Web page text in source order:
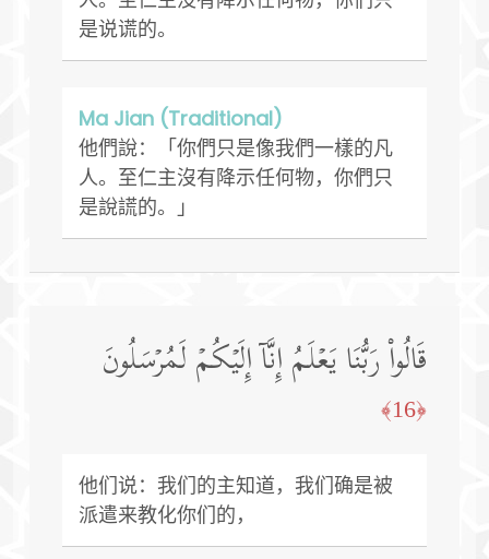
是说谎的。
Ma Jian (Traditional)
他們說：「你們只是像我們一樣的凡
人。至仁主沒有降示任何物，你們只
是說謊的。」
قَالُوا۟ رَبُّنَا یَعۡلَمُ إِنَّاۤ إِلَیۡكُمۡ لَمُرۡسَلُونَ
﴿16﴾
他们说：我们的主知道，我们确是被
派遣来教化你们的，